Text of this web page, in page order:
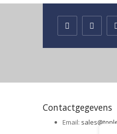
Contactgegevens
Email: